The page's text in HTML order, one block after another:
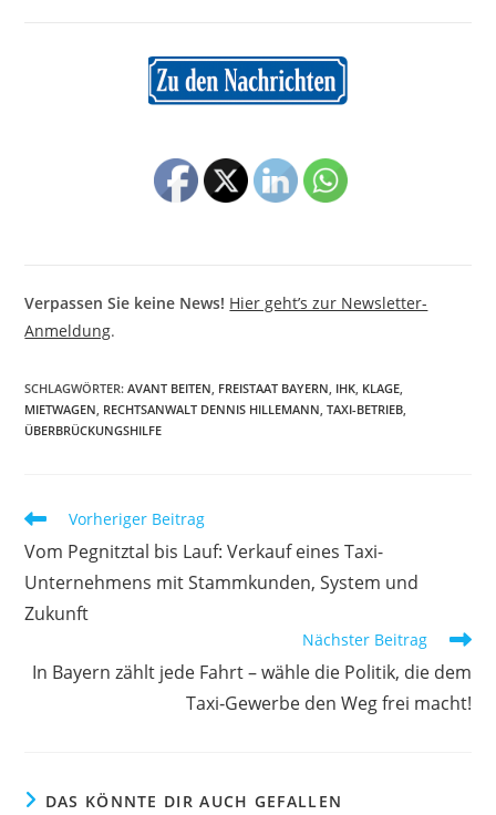
Verpassen Sie keine News! Hier geht’s zur Newsletter-
Anmeldung.
SCHLAGWÖRTER:AVANT BEITEN, FREISTAAT BAYERN, IHK, KLAGE,
MIETWAGEN, RECHTSANWALT DENNIS HILLEMANN, TAXI-BETRIEB,
ÜBERBRÜCKUNGSHILFE
Weitere
ansehen
Vorheriger Beitrag
Vom Pegnitztal bis Lauf: Verkauf eines Taxi-
Unternehmens mit Stammkunden, System und
Zukunft
Nächster Beitrag
In Bayern zählt jede Fahrt – wähle die Politik, die dem
Taxi‑Gewerbe den Weg frei macht!
DAS KÖNNTE DIR AUCH GEFALLEN